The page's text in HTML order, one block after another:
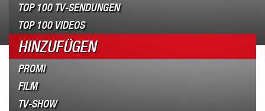
TOP 100 TV-SENDUNGEN
TOP 100 VIDEOS
HINZUFÜGEN
PROMI
FILM
TV-SHOW